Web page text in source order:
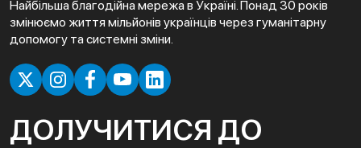
Найбільша благодійна мережа в Україні. Понад 30 років
змінюємо життя мільйонів українців через гуманітарну
допомогу та системні зміни.
ДОЛУЧИТИСЯ ДО